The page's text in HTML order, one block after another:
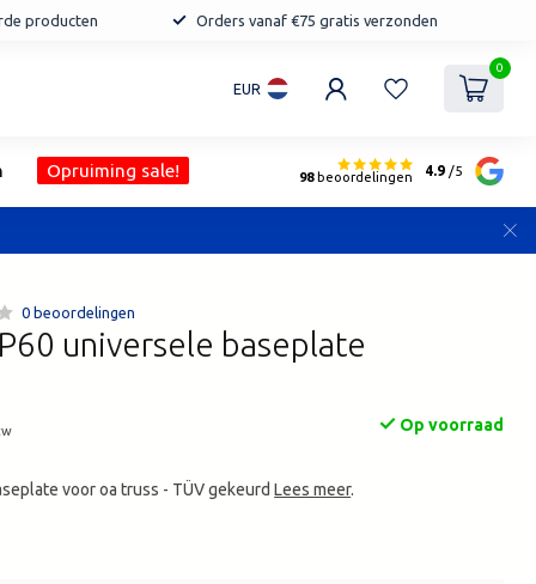
producten Orders vanaf €75 gratis verzonden
EUR
0
Opruiming sale! 98beoordelingen 4.9 /5
0 beoordelingen
universele baseplate
Op voorraad
voor oa truss - TÜV gekeurdLees meer.